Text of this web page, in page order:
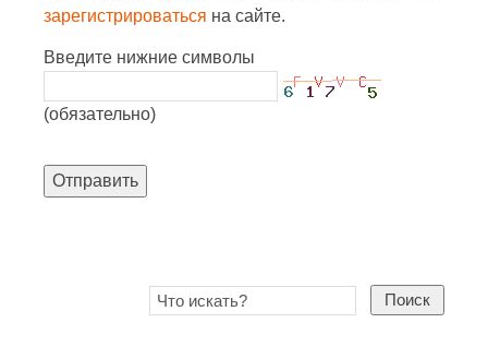
зарегистрироваться на сайте.
Введите нижние символы
(обязательно)
Отправить
Поиск